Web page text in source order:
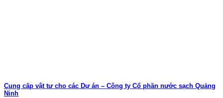
Cung cấp vật tư cho các Dự án – Công ty Cổ phần nước sạch Quảng
Ninh